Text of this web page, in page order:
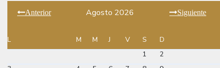
Anterior Agosto 2026 Siguiente
L M M J V S
D
1
2